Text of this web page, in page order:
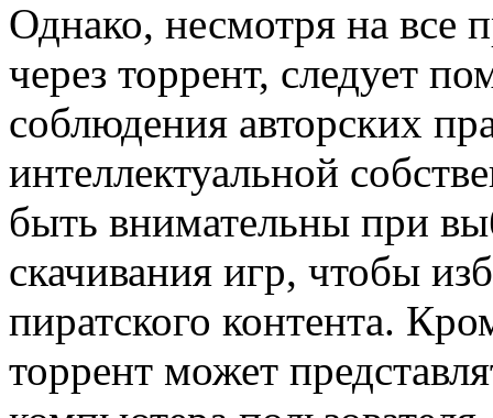
Однако, несмотря на все
через торрент, следует
соблюдения авторских
интеллектуальной
быть внимательны при
скачивания игр, чтобы
пиратского контента.
торрент может